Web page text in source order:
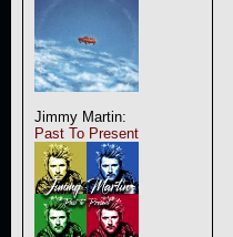
Jimmy Martin:
Past To Present